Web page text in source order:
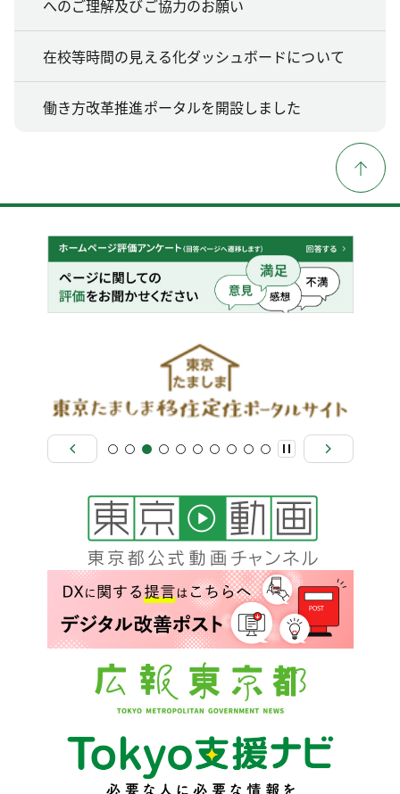
へのご理解及びご協力のお願い
在校等時間の見える化ダッシュボードについて
働き方改革推進ポータルを開設しました